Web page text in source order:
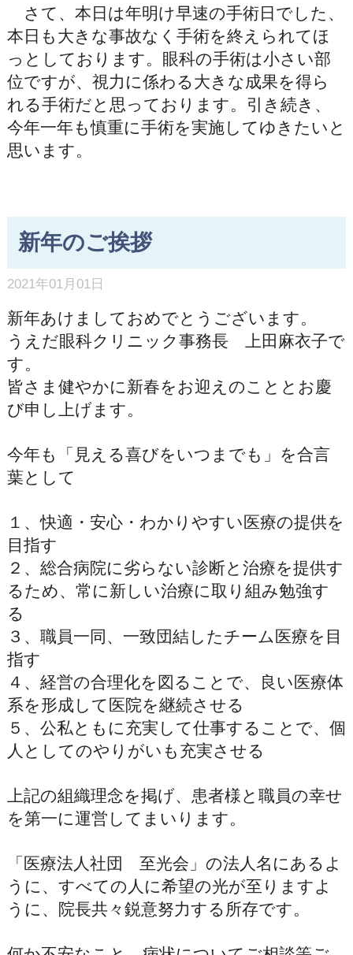
さて、本日は年明け早速の手術日でした、
本日も大きな事故なく手術を終えられてほ
っとしております。眼科の手術は小さい部
位ですが、視力に係わる大きな成果を得ら
れる手術だと思っております。引き続き、
今年一年も慎重に手術を実施してゆきたいと
思います。
新年のご挨拶
2021年01月01日
新年あけましておめでとうございます。
うえだ眼科クリニック事務長 上田麻衣子で
す。
皆さま健やかに新春をお迎えのこととお慶
び申し上げます。
今年も「見える喜びをいつまでも」を合言
葉として
１、快適・安心・わかりやすい医療の提供を
目指す
２、総合病院に劣らない診断と治療を提供す
るため、常に新しい治療に取り組み勉強す
る
３、職員一同、一致団結したチーム医療を目
指す
４、経営の合理化を図ることで、良い医療体
系を形成して医院を継続させる
５、公私ともに充実して仕事することで、個
人としてのやりがいも充実させる
上記の組織理念を掲げ、患者様と職員の幸せ
を第一に運営してまいります。
「医療法人社団 至光会」の法人名にあるよ
うに、すべての人に希望の光が至りますよ
うに、院長共々鋭意努力する所存です。